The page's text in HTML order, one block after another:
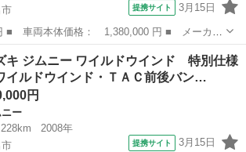
提携サイト 3月15日
： ジムニー ■ グレード名： ワイルドウ
ルドウィンド・Ｊ，ｓ３インチＵＰサス・前
ジムニー
キ ジムニー ワイルドウインド 特別仕様
イルドウインド・ＴＡＣ前後バン…
円
ー
2008年
提携サイト 3月15日